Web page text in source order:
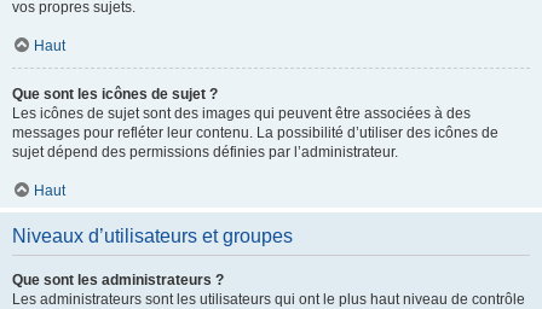
vos propres sujets.
Haut
Que sont les icônes de sujet ?
Les icônes de sujet sont des images qui peuvent être associées à des
messages pour refléter leur contenu. La possibilité d’utiliser des icônes de
sujet dépend des permissions définies par l’administrateur.
Haut
Niveaux d’utilisateurs et groupes
Que sont les administrateurs ?
Les administrateurs sont les utilisateurs qui ont le plus haut niveau de contrôle